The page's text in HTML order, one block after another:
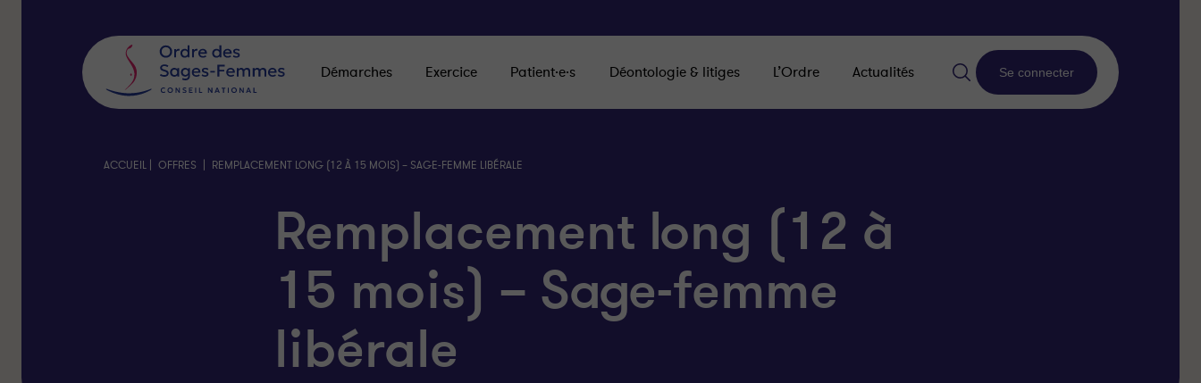
Démarches Exercice Patient·e·s Déontologie & litiges L’Ordre Actualités Se connecter
ACCUEIL | OFFRES | REMPLACEMENT LONG (12 À 15 MOIS) – SAGE-FEMME LIBÉRALE
Remplacement long (12 à
15 mois) – Sage-femme
libérale